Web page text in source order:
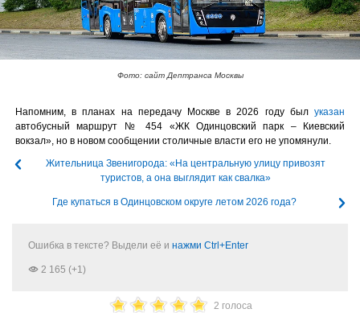
Фото: сайт Дептранса Москвы
Напомним, в планах на передачу Москве в 2026 году был указан
автобусный маршрут № 454 «ЖК Одинцовский парк – Киевский
вокзал», но в новом сообщении столичные власти его не упомянули.
Жительница Звенигорода: «На центральную улицу привозят
туристов, а она выглядит как свалка»
Где купаться в Одинцовском округе летом 2026 года?
Ошибка в тексте? Выдели её и нажми Ctrl+Enter
2 165 (+1)
2 голоса